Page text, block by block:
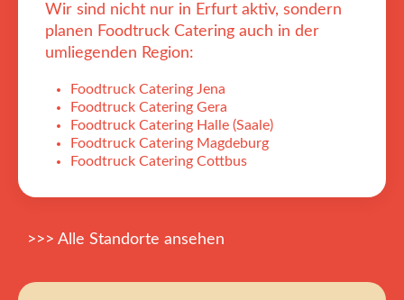
Wir sind nicht nur in Erfurt aktiv, sondern
planen Foodtruck Catering auch in der
umliegenden Region:
Foodtruck Catering Jena
Foodtruck Catering Gera
Foodtruck Catering Halle (Saale)
Foodtruck Catering Magdeburg
Foodtruck Catering Cottbus
>>> Alle Standorte ansehen